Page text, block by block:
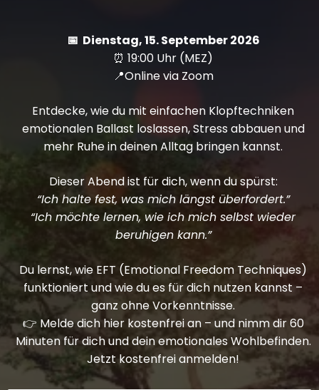
📅 Dienstag, 15. September 2026
⏰ 19:00 Uhr (MEZ)
📍Online via Zoom
Entdecke, wie du mit einfachen Klopftechniken
emotionalen Ballast loslassen, Stress abbauen und
mehr Ruhe in deinen Alltag bringen kannst.
Dieser Abend ist für dich, wenn du spürst:
“Ich halte fest, was mich längst überfordert.”
“Ich möchte lernen, wie ich mich selbst wieder
beruhigen kann.”
Du lernst, wie EFT (Emotional Freedom Techniques)
funktioniert und wie du es für dich nutzen kannst –
ganz ohne Vorkenntnisse.
👉 Melde dich hier kostenfrei an – und nimm dir 60
Minuten für dich und dein emotionales Wohlbefinden.
Jetzt kostenfrei anmelden!